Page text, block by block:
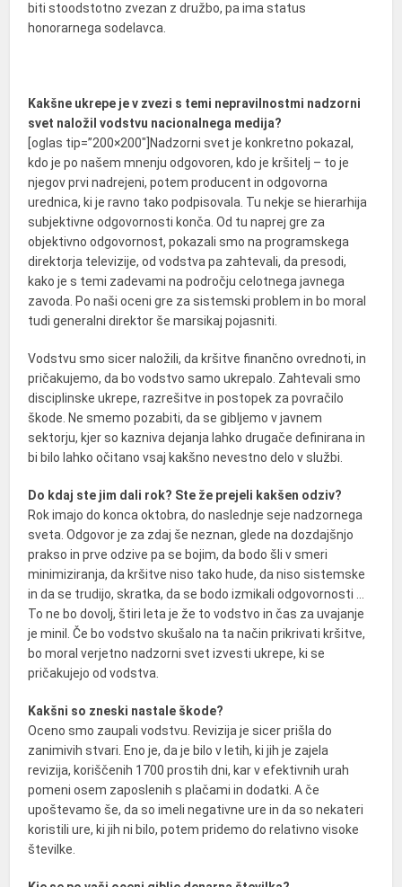
biti stoodstotno zvezan z družbo, pa ima status
honorarnega sodelavca.
Kakšne ukrepe je v zvezi s temi nepravilnostmi nadzorni
svet naložil vodstvu nacionalnega medija?
[oglas tip=”200×200″]Nadzorni svet je konkretno pokazal,
kdo je po našem mnenju odgovoren, kdo je kršitelj – to je
njegov prvi nadrejeni, potem producent in odgovorna
urednica, ki je ravno tako podpisovala. Tu nekje se hierarhija
subjektivne odgovornosti konča. Od tu naprej gre za
objektivno odgovornost, pokazali smo na programskega
direktorja televizije, od vodstva pa zahtevali, da presodi,
kako je s temi zadevami na področju celotnega javnega
zavoda. Po naši oceni gre za sistemski problem in bo moral
tudi generalni direktor še marsikaj pojasniti.
Vodstvu smo sicer naložili, da kršitve finančno ovrednoti, in
pričakujemo, da bo vodstvo samo ukrepalo. Zahtevali smo
disciplinske ukrepe, razrešitve in postopek za povračilo
škode. Ne smemo pozabiti, da se gibljemo v javnem
sektorju, kjer so kazniva dejanja lahko drugače definirana in
bi bilo lahko očitano vsaj kakšno nevestno delo v službi.
Do kdaj ste jim dali rok? Ste že prejeli kakšen odziv?
Rok imajo do konca oktobra, do naslednje seje nadzornega
sveta. Odgovor je za zdaj še neznan, glede na dozdajšnjo
prakso in prve odzive pa se bojim, da bodo šli v smeri
minimiziranja, da kršitve niso tako hude, da niso sistemske
in da se trudijo, skratka, da se bodo izmikali odgovornosti …
To ne bo dovolj, štiri leta je že to vodstvo in čas za uvajanje
je minil. Če bo vodstvo skušalo na ta način prikrivati kršitve,
bo moral verjetno nadzorni svet izvesti ukrepe, ki se
pričakujejo od vodstva.
Kakšni so zneski nastale škode?
Oceno smo zaupali vodstvu. Revizija je sicer prišla do
zanimivih stvari. Eno je, da je bilo v letih, ki jih je zajela
revizija, koriščenih 1700 prostih dni, kar v efektivnih urah
pomeni osem zaposlenih s plačami in dodatki. A če
upoštevamo še, da so imeli negativne ure in da so nekateri
koristili ure, ki jih ni bilo, potem pridemo do relativno visoke
številke.